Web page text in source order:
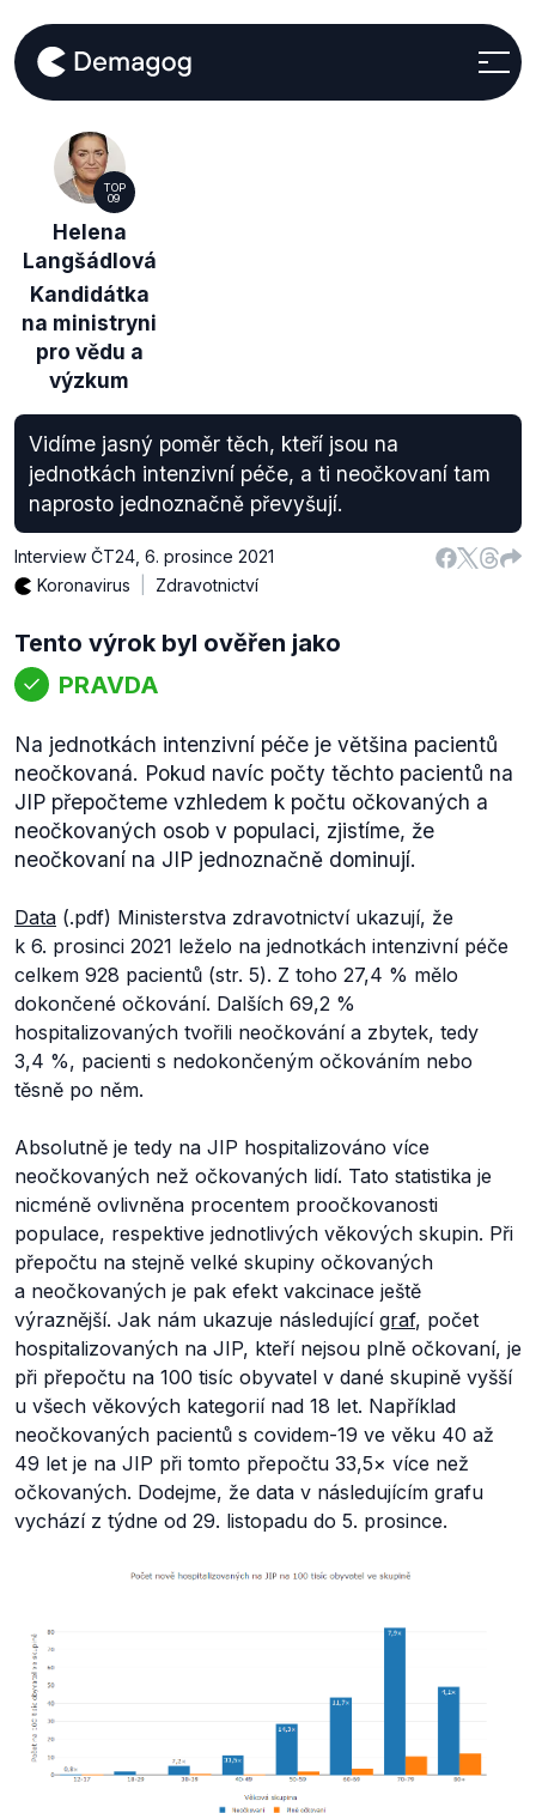
TOP
09
Helena
Langšádlová
Kandidátka
na ministryni
pro vědu a
výzkum
Vidíme jasný poměr těch, kteří jsou na
jednotkách intenzivní péče, a ti neočkovaní tam
naprosto jednoznačně převyšují.
Interview ČT24 6. prosince 2021
Koronavirus
Zdravotnictví
Tento výrok byl ověřen jako
PRAVDA
Na jednotkách intenzivní péče je většina pacientů
neočkovaná. Pokud navíc počty těchto pacientů na
JIP přepočteme vzhledem k počtu očkovaných a
neočkovaných osob v populaci, zjistíme, že
neočkovaní na JIP jednoznačně dominují.
Data (.pdf) Ministerstva zdravotnictví ukazují, že
k 6. prosinci 2021 leželo na jednotkách intenzivní péče
celkem 928 pacientů (str. 5). Z toho 27,4 % mělo
dokončené očkování. Dalších 69,2 %
hospitalizovaných tvořili neočkování a zbytek, tedy
3,4 %, pacienti s nedokončeným očkováním nebo
těsně po něm.
Absolutně je tedy na JIP hospitalizováno více
neočkovaných než očkovaných lidí. Tato statistika je
nicméně ovlivněna procentem proočkovanosti
populace, respektive jednotlivých věkových skupin. Při
přepočtu na stejně velké skupiny očkovaných
a neočkovaných je pak efekt vakcinace ještě
výraznější. Jak nám ukazuje následující graf, počet
hospitalizovaných na JIP, kteří nejsou plně očkovaní, je
při přepočtu na 100 tisíc obyvatel v dané skupině vyšší
u všech věkových kategorií nad 18 let. Například
neočkovaných pacientů s covidem-19 ve věku 40 až
49 let je na JIP při tomto přepočtu 33,5× více než
očkovaných. Dodejme, že data v následujícím grafu
vychází z týdne od 29. listopadu do 5. prosince.